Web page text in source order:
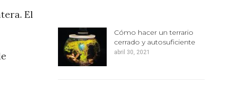
El
Cómo hacer un terrario
cerrado y autosuficiente
abril 30, 2021